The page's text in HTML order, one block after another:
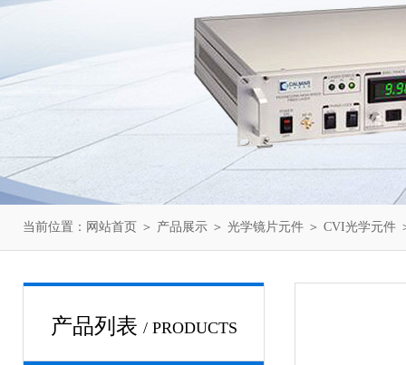
当前位置： 网站首页 ＞ 产品展示 ＞ 光学镜片元件 ＞ CVI光学元件
产品列表 / PRODUCTS